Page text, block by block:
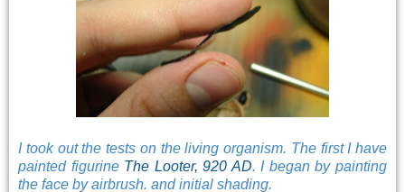
I took out the tests on the living organism. The first I have
painted figurine The Looter, 920 AD. I began by painting
the face by airbrush. and initial shading.